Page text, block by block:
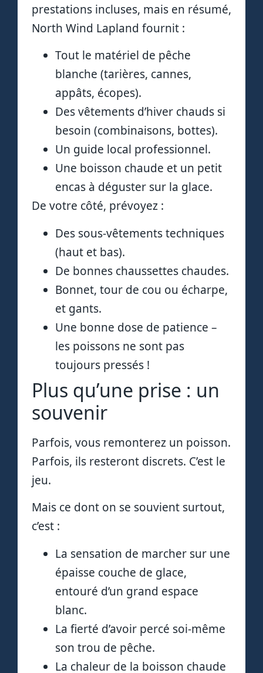
prestations incluses, mais en résumé,
North Wind Lapland fournit :
Tout le matériel de pêche
blanche (tarières, cannes,
appâts, écopes).
Des vêtements d’hiver chauds si
besoin (combinaisons, bottes).
Un guide local professionnel.
Une boisson chaude et un petit
encas à déguster sur la glace.
De votre côté, prévoyez :
Des sous-vêtements techniques
(haut et bas).
De bonnes chaussettes chaudes.
Bonnet, tour de cou ou écharpe,
et gants.
Une bonne dose de patience –
les poissons ne sont pas
toujours pressés !
Plus qu’une prise : un
souvenir
Parfois, vous remonterez un poisson.
Parfois, ils resteront discrets. C’est le
jeu.
Mais ce dont on se souvient surtout,
c’est :
La sensation de marcher sur une
épaisse couche de glace,
entouré d’un grand espace
blanc.
La fierté d’avoir percé soi-même
son trou de pêche.
La chaleur de la boisson chaude